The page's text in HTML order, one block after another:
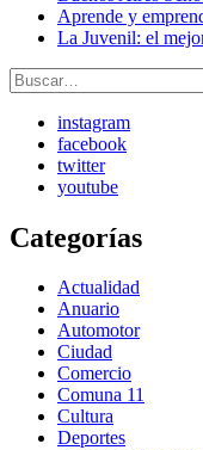
Aprende y
La Juvenil: el
Search
for:
instagram
facebook
twitter
youtube
Categorías
Actualidad
Anuario
Automotor
Ciudad
Comercio
Comuna 11
Cultura
Deportes